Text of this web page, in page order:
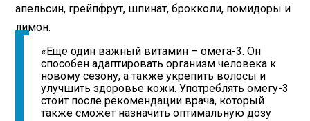
апельсин, грейпфрут, шпинат, брокколи, помидоры и
лимон.
«Еще один важный витамин – омега-3. Он
способен адаптировать организм человека к
новому сезону, а также укрепить волосы и
улучшить здоровье кожи. Употреблять омегу-3
стоит после рекомендации врача, который
также сможет назначить оптимальную дозу